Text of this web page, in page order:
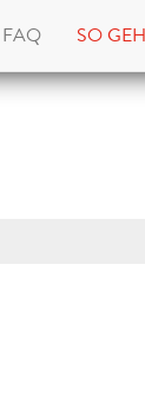
FAQ SO